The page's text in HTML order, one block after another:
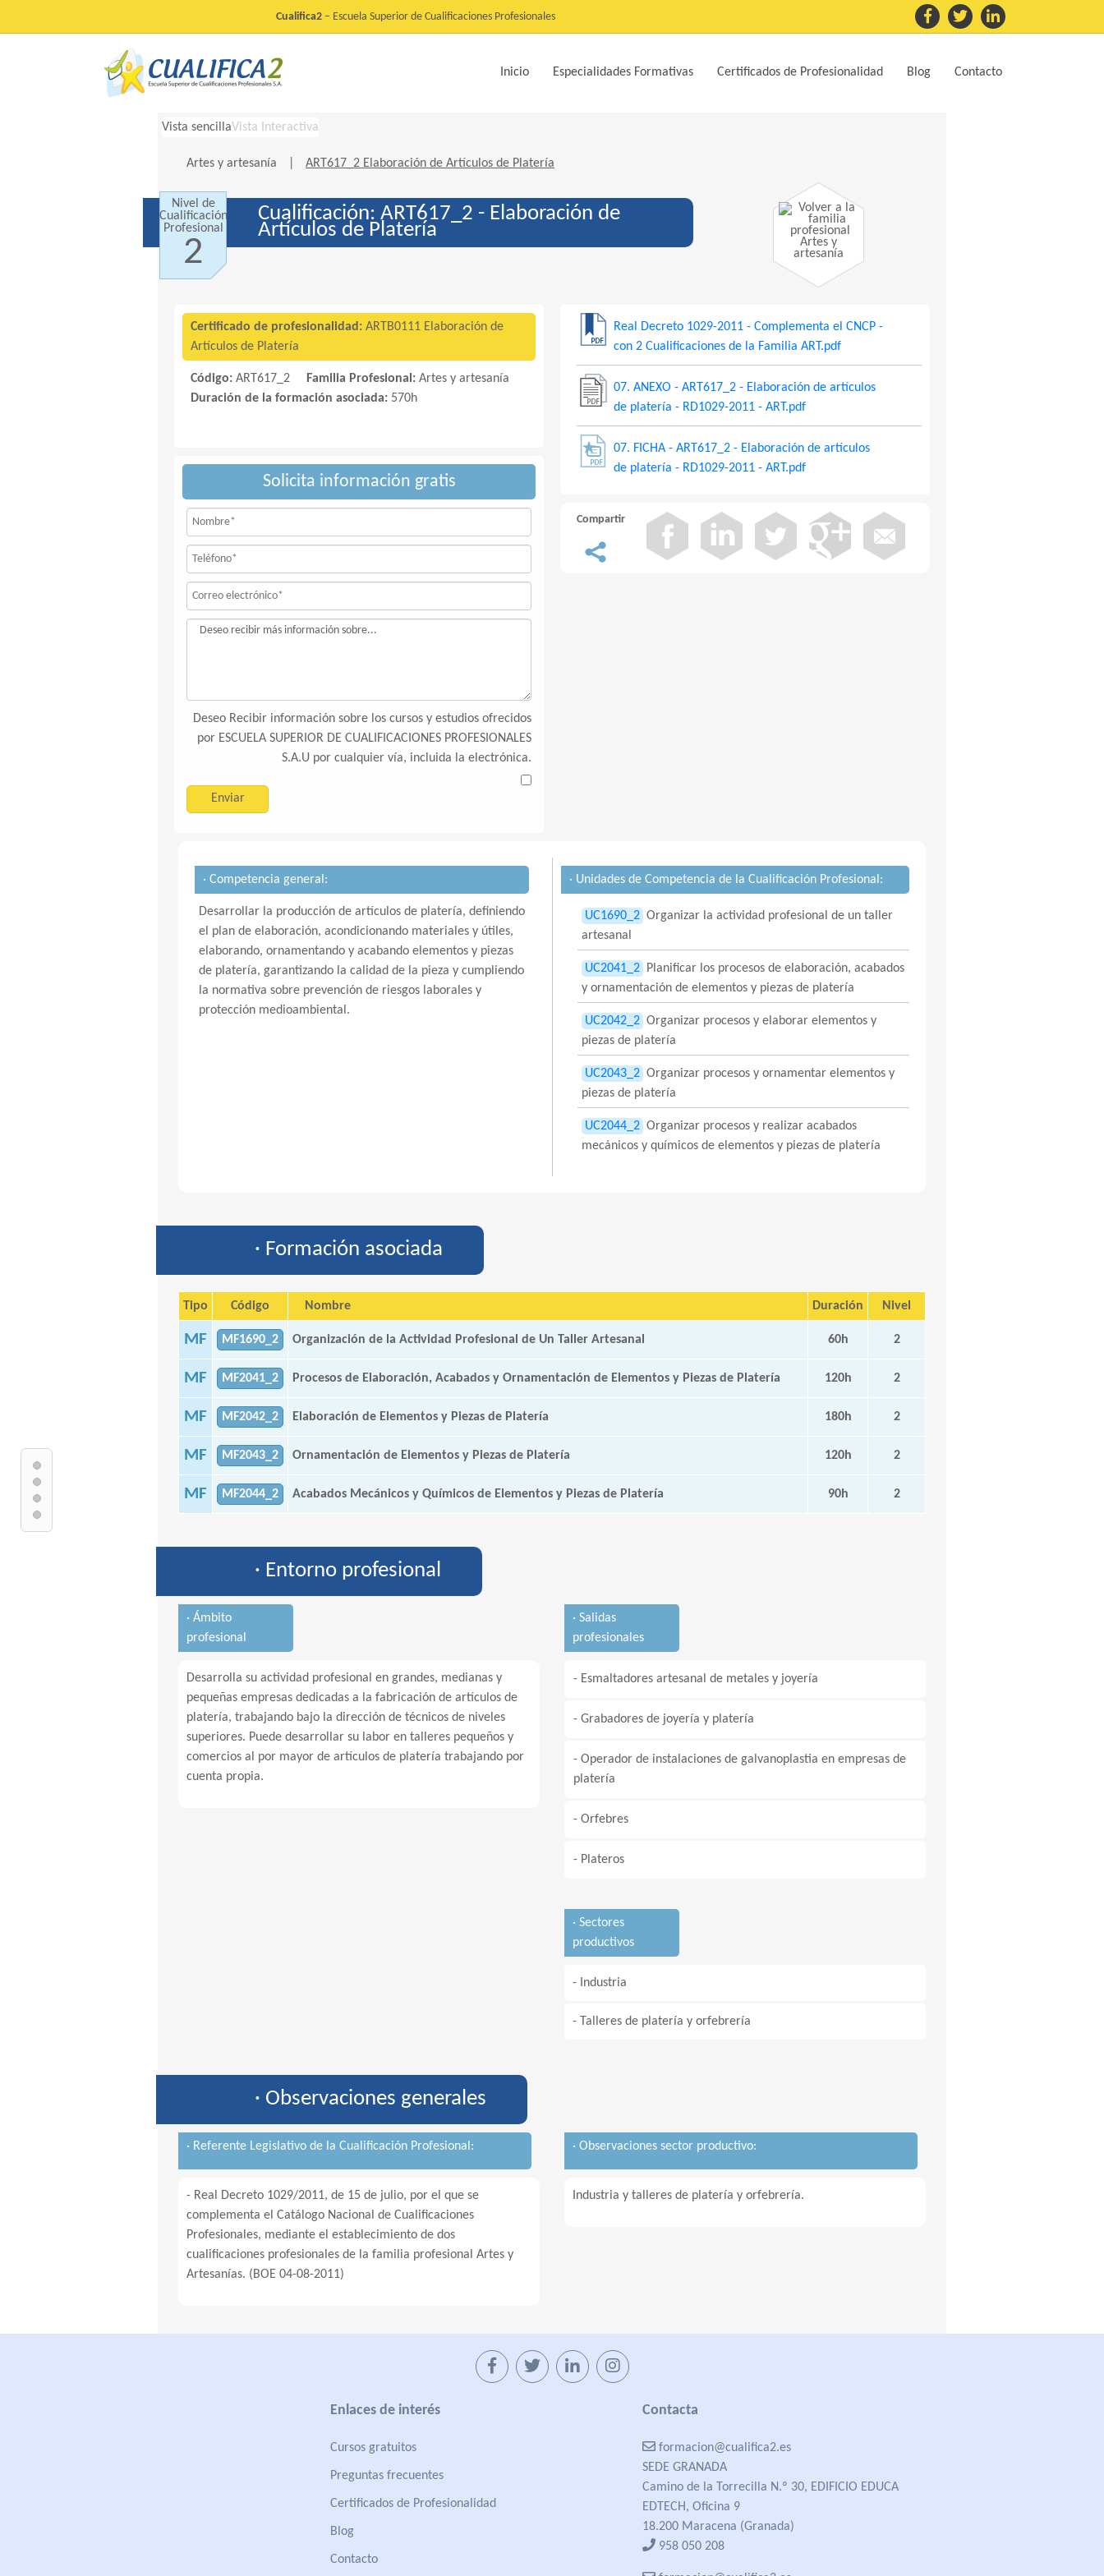
Cualifica2 – Escuela Superior de Cualificaciones Profesionales
Inicio Especialidades Formativas Certificados de Profesionalidad Blog Contacto
Vista sencillaVista Interactiva
Artes y artesanía ART617_2 Elaboración de Artículos de Platería
Nivel de
Cualificación
Profesional
2
Cualificación: ART617_2 - Elaboración de
Artículos de Platería
Artes y
artesanía
Certificado de profesionalidad: ARTB0111 Elaboración de
Artículos de Platería
Código: ART617_2 Familia Profesional: Artes y artesanía
Duración de la formación asociada: 570h
Solicita información gratis
Deseo Recibir información sobre los cursos y estudios ofrecidos
por ESCUELA SUPERIOR DE CUALIFICACIONES PROFESIONALES
S.A.U por cualquier vía, incluida la electrónica.
Real Decreto 1029-2011 - Complementa el CNCP -
con 2 Cualificaciones de la Familia ART.pdf
07. ANEXO - ART617_2 - Elaboración de artículos
de platería - RD1029-2011 - ART.pdf
07. FICHA - ART617_2 - Elaboración de artículos
de platería - RD1029-2011 - ART.pdf
Compartir
· Competencia general:
Desarrollar la producción de artículos de platería, definiendo
el plan de elaboración, acondicionando materiales y útiles,
elaborando, ornamentando y acabando elementos y piezas
de platería, garantizando la calidad de la pieza y cumpliendo
la normativa sobre prevención de riesgos laborales y
protección medioambiental.
· Unidades de Competencia de la Cualificación Profesional:
UC1690_2 Organizar la actividad profesional de un taller
artesanal
UC2041_2
Planificar los procesos de elaboración, acabados
y ornamentación de elementos y piezas de platería
UC2042_2 Organizar procesos y elaborar elementos y
piezas de platería
UC2043_2 Organizar procesos y ornamentar elementos y
piezas de platería
UC2044_2 Organizar procesos y realizar acabados
mecánicos y químicos de elementos y piezas de platería
· Formación asociada
Tipo Código Nombre Duración Nivel
MF MF1690_2 Organización de la Actividad Profesional de Un Taller Artesanal 60h 2
MF MF2041_2 Procesos de Elaboración, Acabados y Ornamentación de Elementos y Piezas de Platería 120h 2
MF MF2042_2 Elaboración de Elementos y Piezas de Platería 180h 2
MF MF2043_2 Ornamentación de Elementos y Piezas de Platería 120h 2
MF MF2044_2 Acabados Mecánicos y Químicos de Elementos y Piezas de Platería 90h 2
· Entorno profesional
· Ámbito
profesional
Desarrolla su actividad profesional en grandes, medianas y
pequeñas empresas dedicadas a la fabricación de artículos de
platería, trabajando bajo la dirección de técnicos de niveles
superiores. Puede desarrollar su labor en talleres pequeños y
comercios al por mayor de artículos de platería trabajando por
cuenta propia.
· Salidas
profesionales
- Esmaltadores artesanal de metales y joyería
- Grabadores de joyería y platería
- Operador de instalaciones de galvanoplastia en empresas de
platería
- Orfebres
- Plateros
· Sectores
productivos
- Industria
- Talleres de platería y orfebrería
· Observaciones generales
· Referente Legislativo de la Cualificación Profesional:
- Real Decreto 1029/2011, de 15 de julio, por el que se
complementa el Catálogo Nacional de Cualificaciones
Profesionales, mediante el establecimiento de dos
cualificaciones profesionales de la familia profesional Artes y
Artesanías. (BOE 04-08-2011)
· Observaciones sector productivo:
Industria y talleres de platería y orfebrería.
Enlaces de interés
Cursos gratuitos
Preguntas frecuentes
Certificados de Profesionalidad
Blog
Contacto
Contacta
formacion@cualifica2.es
SEDE GRANADA
Camino de la Torrecilla N.º 30, EDIFICIO EDUCA
EDTECH, Oficina 9
18.200 Maracena (Granada)
958 050 208